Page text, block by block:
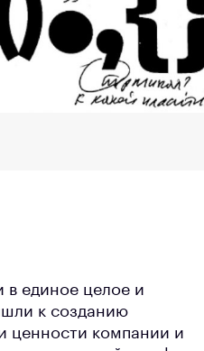
в единое целое и
к созданию
ценности компании и